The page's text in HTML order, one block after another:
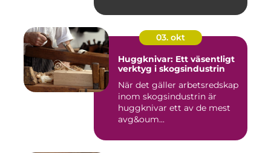
03. okt
Huggknivar: Ett väsentligt
verktyg i skogsindustrin
När det gäller arbetsredskap
inom skogsindustrin är
huggknivar ett av de mest
avg&oum...